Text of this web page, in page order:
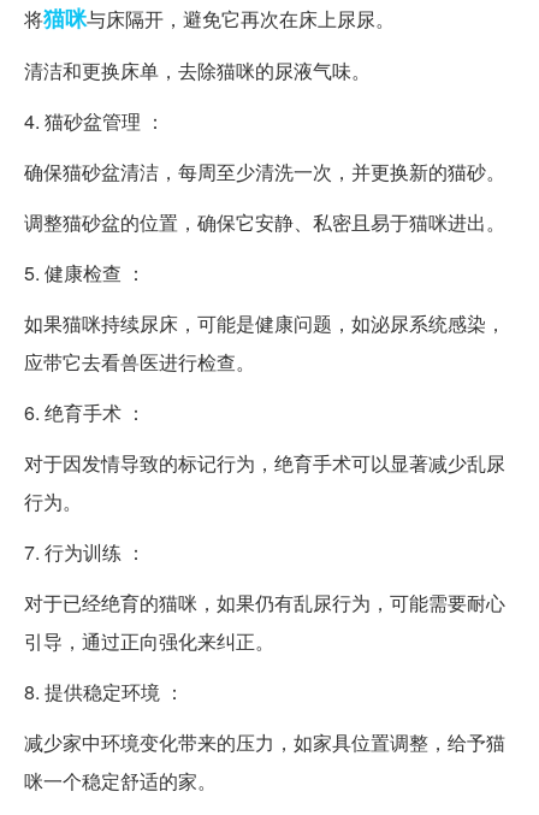
将猫咪与床隔开，避免它再次在床上尿尿。
清洁和更换床单，去除猫咪的尿液气味。
4. 猫砂盆管理 ：
确保猫砂盆清洁，每周至少清洗一次，并更换新的猫砂。
调整猫砂盆的位置，确保它安静、私密且易于猫咪进出。
5. 健康检查 ：
如果猫咪持续尿床，可能是健康问题，如泌尿系统感染，
应带它去看兽医进行检查。
6. 绝育手术 ：
对于因发情导致的标记行为，绝育手术可以显著减少乱尿
行为。
7. 行为训练 ：
对于已经绝育的猫咪，如果仍有乱尿行为，可能需要耐心
引导，通过正向强化来纠正。
8. 提供稳定环境 ：
减少家中环境变化带来的压力，如家具位置调整，给予猫
咪一个稳定舒适的家。